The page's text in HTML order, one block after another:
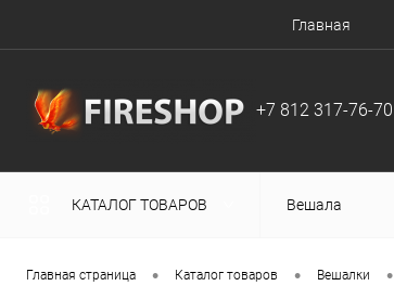
Главная
+7 812 317-76-70
КАТАЛОГ ТОВАРОВ Вешала
Главная страница • Каталог товаров • Вешалки •